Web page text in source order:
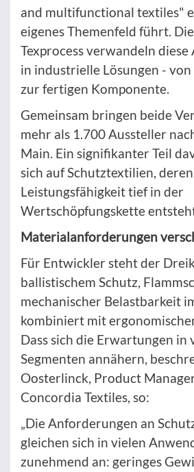
and multifunctional textiles"
eigenes Themenfeld führt.
Texprocess verwandeln
in industrielle Lösungen - von
zur fertigen Komponente.
Gemeinsam bringen beide
mehr als 1.700 Aussteller
Main. Ein signifikanter Teil
sich auf Schutztextilien, deren
Leistungsfähigkeit tief in der
Wertschöpfungskette
Materialanforderungen
Für Entwickler steht der
ballistischem Schutz,
mechanischer Belastbarkeit
kombiniert mit
Dass sich die Erwartungen in
Segmenten annähern,
Oosterlinck, Product
Concordia Textiles, so:
„Die Anforderungen an
gleichen sich in vielen
zunehmend an: geringes